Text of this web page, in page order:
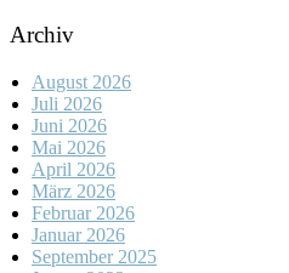
Archiv
August 2026
Juli 2026
Juni 2026
Mai 2026
April 2026
März 2026
Februar 2026
Januar 2026
September 2025